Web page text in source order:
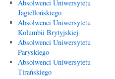
Absolwenci Uniwersytetu
Jagiellońskiego
Absolwenci Uniwersytetu
Kolumbii Brytyjskiej
Absolwenci Uniwersytetu
Paryskiego
Absolwenci Uniwersytetu
Tirańskiego